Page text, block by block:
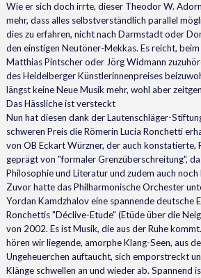
Wie er sich doch irrte, dieser Theodor W.
mehr, dass alles selbstverständlich parallel
dies zu erfahren, nicht nach Darmstadt oder
den einstigen Neutöner-Mekkas. Es reicht,
Matthias Pintscher oder Jörg Widmann
des Heidelberger Künstlerinnenpreises
längst keine Neue Musik mehr, wohl aber
Das Hässliche ist versteckt
Nun hat diesen dank der Lautenschläger-
schweren Preis die Römerin Lucia Ronchetti
von OB Eckart Würzner, der auch konstatierte,
geprägt von "formaler Grenzüberschreitung",
Philosophie und Literatur und zudem auch
Zuvor hatte das Philharmonische Orchester
Yordan Kamdzhalov eine spannende deutsche
Ronchettis "Déclive-Etude" (Etüde über die
von 2002. Es ist Musik, die aus der Ruhe
hören wir liegende, amorphe Klang-Seen, aus
Ungeheuerchen auftaucht, sich emporstreckt
Klänge schwellen an und wieder ab. Spannend